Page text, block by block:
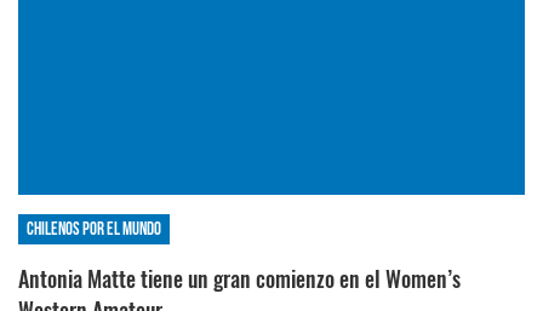
Chilenos por el mundo
Antonia Matte tiene un gran comienzo en el Women’s